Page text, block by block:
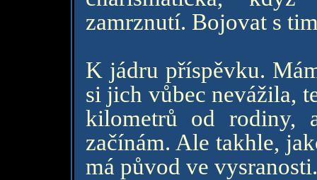
zamrznutí. Bojovat s
K jádru příspěvku.
si jich vůbec nevážila,
kilometrů od
začínám. Ale takhle,
má původ ve vysranosti.